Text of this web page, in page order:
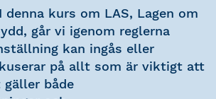
I denna kurs om LAS, Lagen om
går vi igenom reglerna
kan ingås eller
på allt som är viktigt att
både